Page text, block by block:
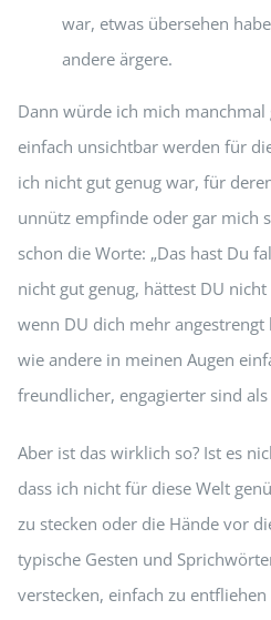
war, etwas übersehen
andere ärgere.
Dann würde ich mich manchmal
einfach unsichtbar werden für
ich nicht gut genug war, für
unnütz empfinde oder gar mich
schon die Worte: „Das hast Du
nicht gut genug, hättest DU
wenn DU dich mehr angestrengt
wie andere in meinen Augen
freundlicher, engagierter sind als
Aber ist das wirklich so? Ist es
dass ich nicht für diese Welt
zu stecken oder die Hände vor
typische Gesten und
verstecken, einfach zu